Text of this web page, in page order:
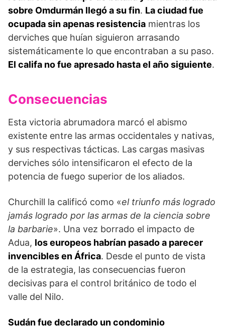
sobre Omdurmán llegó a su fin. La ciudad fue
ocupada sin apenas resistencia mientras los
derviches que huían siguie­ron arrasando
sistemáticamente lo que encontraban a su paso.
El califa no fue apresado hasta el año siguiente.
Consecuencias
Esta victoria abrumadora marcó el abismo
existente entre las armas occidentales y nativas,
y sus respec­tivas tácticas. Las cargas masivas
derviches sólo intensificaron el efecto de la
potencia de fuego supe­rior de los aliados.
Churchill la calificó como «el triun­fo más logrado
jamás logrado por las armas de la ciencia sobre
la barbarie». Una vez borrado el im­pacto de
Adua, los europeos habrían pasado a parecer
invencibles en África. Desde el punto de vista
de la estrategia, las consecuencias fueron
decisivas para el control británico de todo el
valle del Nilo.
Sudán fue declarado un condominio